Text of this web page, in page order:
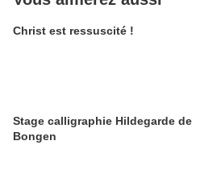
Christ est ressuscité !
Stage calligraphie Hildegarde de
Bongen